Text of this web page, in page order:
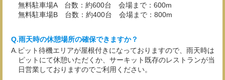
無料駐車場A 台数：約600台 会場まで：600m
無料駐車場B 台数：約400台 会場まで：800m
雨天時の休憩場所の確保できますか？
ピット待機エリアが屋根付きになっておりますので、雨天時は
ピットにて休憩いただくか、サーキット既存のレストランが当
日営業しておりますのでご利用ください。